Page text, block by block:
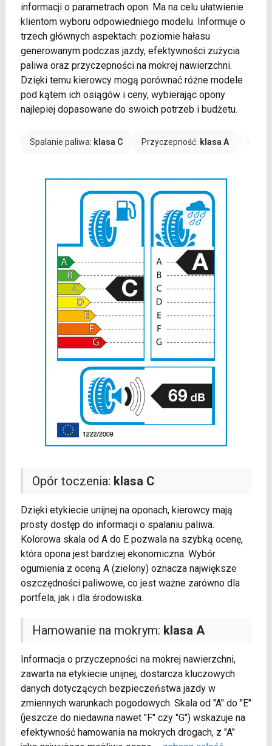
informacji o parametrach opon. Ma na celu ułatwienie
klientom wyboru odpowiedniego modelu. Informuje o
trzech głównych aspektach: poziomie hałasu
generowanym podczas jazdy, efektywności zużycia
paliwa oraz przyczepności na mokrej nawierzchni.
Dzięki temu kierowcy mogą porównać różne modele
pod kątem ich osiągów i ceny, wybierając opony
najlepiej dopasowane do swoich potrzeb i budżetu.
Spalanie paliwa: klasa C Przyczepność: klasa A
Opór toczenia: klasa C
Dzięki etykiecie unijnej na oponach, kierowcy mają
prosty dostęp do informacji o spalaniu paliwa.
Kolorowa skala od A do E pozwala na szybką ocenę,
która opona jest bardziej ekonomiczna. Wybór
ogumienia z oceną A (zielony) oznacza największe
oszczędności paliwowe, co jest ważne zarówno dla
portfela, jak i dla środowiska.
Hamowanie na mokrym: klasa A
Informacja o przyczepności na mokrej nawierzchni,
zawarta na etykiecie unijnej, dostarcza kluczowych
danych dotyczących bezpieczeństwa jazdy w
zmiennych warunkach pogodowych. Skala od "A" do "E"
(jeszcze do niedawna nawet "F" czy "G") wskazuje na
efektywność hamowania na mokrych drogach, z "A"